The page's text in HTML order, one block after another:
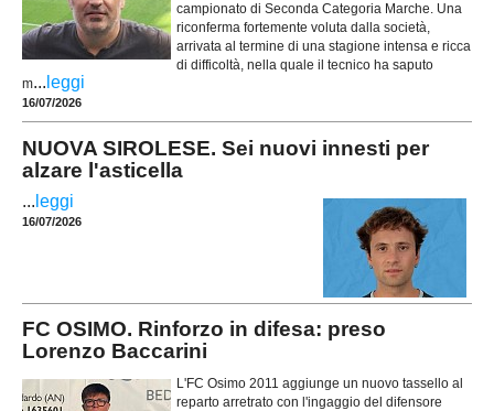
campionato di Seconda Categoria Marche. Una
riconferma fortemente voluta dalla società,
arrivata al termine di una stagione intensa e ricca
di difficoltà, nella quale il tecnico ha saputo
m... leggi
16/07/2026
NUOVA SIROLESE. Sei nuovi innesti per
alzare l'asticella
... leggi
16/07/2026
FC OSIMO. Rinforzo in difesa: preso
Lorenzo Baccarini
L'FC Osimo 2011 aggiunge un nuovo tassello al
reparto arretrato con l'ingaggio del difensore